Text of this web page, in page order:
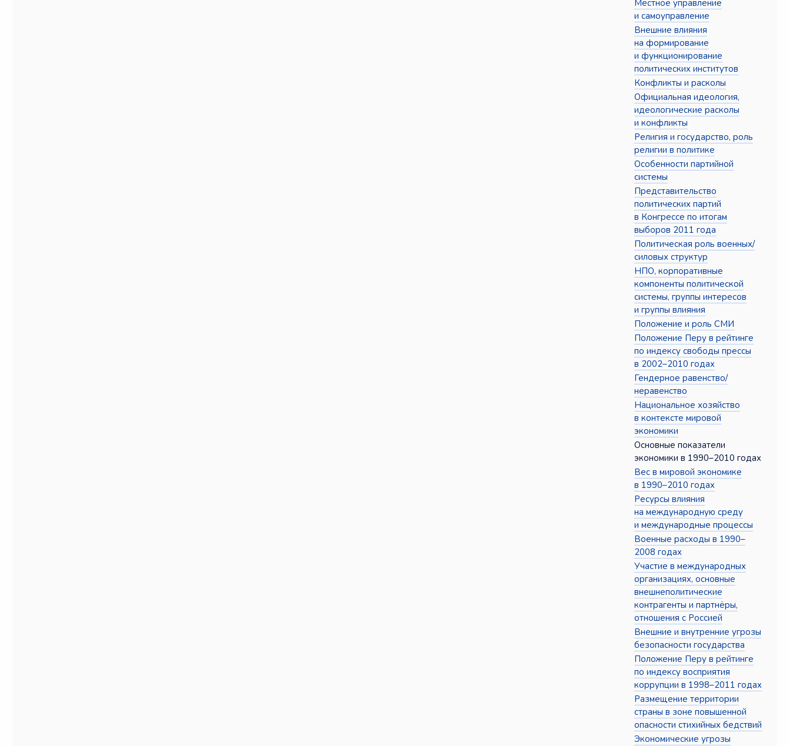
Местное управление
и самоуправление
Внешние влияния
на формирование
и функционирование
политических институтов
Конфликты и расколы
Официальная идеология,
идеологические расколы
и конфликты
Религия и государство, роль
религии в политике
Особенности партийной
системы
Представительство
политических партий
в Конгрессе по итогам
выборов 2011 года
Политическая роль военных/
силовых структур
НПО, корпоративные
компоненты политической
системы, группы интересов
и группы влияния
Положение и роль СМИ
Положение Перу в рейтинге
по индексу свободы прессы
в 2002–2010 годах
Гендерное равенство/
неравенство
Национальное хозяйство
в контексте мировой
экономики
Основные показатели
экономики в 1990–2010 годах
Вес в мировой экономике
в 1990–2010 годах
Ресурсы влияния
на международную среду
и международные процессы
Военные расходы в 1990–
2008 годах
Участие в международных
организациях, основные
внешнеполитические
контрагенты и партнёры,
отношения с Россией
Внешние и внутренние угрозы
безопасности государства
Положение Перу в рейтинге
по индексу восприятия
коррупции в 1998–2011 годах
Размещение территории
страны в зоне повышенной
опасности стихийных бедствий
Экономические угрозы